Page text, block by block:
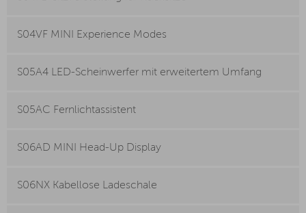
S04VF MINI Experience Modes
S05A4 LED-Scheinwerfer mit erweitertem Umfang
S05AC Fernlichtassistent
S06AD MINI Head-Up Display
S06NX Kabellose Ladeschale